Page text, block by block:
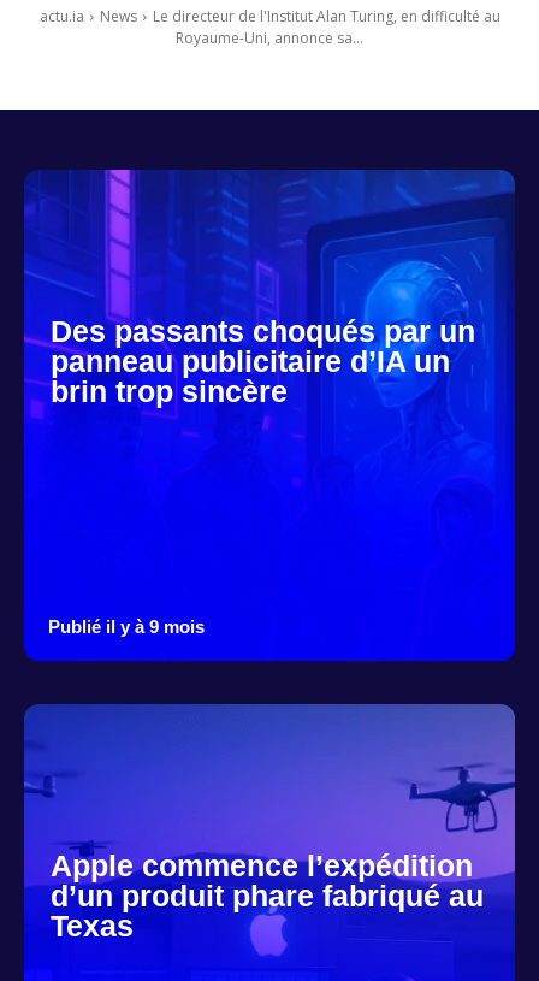
actu.ia News
Le directeur de l'Institut Alan Turing, en difficulté au
Royaume-Uni, annonce sa...
Des passants choqués par un
panneau publicitaire d’IA un
brin trop sincère
Publié il y à 9 mois
Apple commence l’expédition
d’un produit phare fabriqué au
Texas